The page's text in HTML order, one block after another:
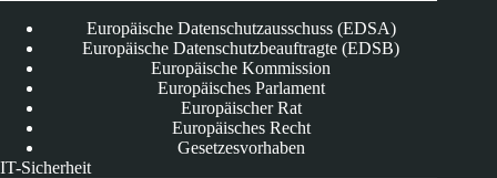
Europäische Datenschutzausschuss (EDSA)
Europäische Datenschutzbeauftragte (EDSB)
Europäische Kommission
Europäisches Parlament
Europäischer Rat
Europäisches Recht
Gesetzesvorhaben
IT-Sicherheit